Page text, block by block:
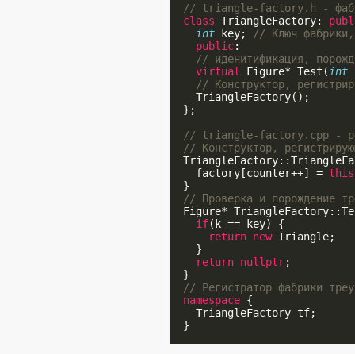
// triangle-factory.h -
class TriangleFactory:
int key;
// Ключ фабрики,
public:
// иденитификация,
virtual
Figure* Test( int
// Конструктор,
    TriangleFactory();
  };
// triangle-factory.cpp -
// Конструктор,
    factory[counter++] =
this
  }
// Проверка и порождение
Figure*
if(k == key) {
return new Triangle;
    }
return nullptr;
  }
// Регистратор фабрики
namespace {
    TriangleFactory tf;
  }